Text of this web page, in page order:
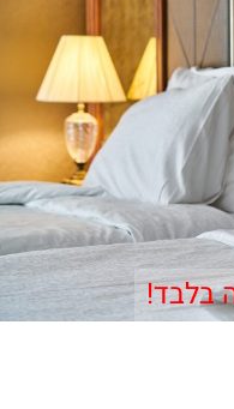
בלבד!